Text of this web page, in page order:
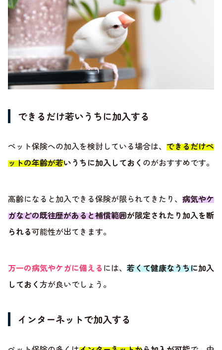
できるだけ若いうちに加入する
ペット保険への加入を検討している場合は、 できるだけペ
ットの年齢が若いうちに加入しておく のがおすすめです。
高齢になると加入できる保険が限られてきたり、 病気やケ
ガなどの既往歴があると補償範囲が限定されたり加入を断
られる可能性が出てきます。
万一の病気やケガに備える には、 若くて健康なうちに加入
しておく 方が良いでしょう。
インターネットで加入する